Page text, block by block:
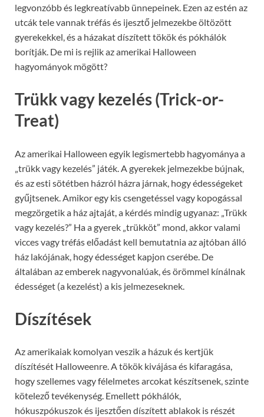
legvonzóbb és legkreatívabb ünnepeinek. Ezen az estén az
utcák tele vannak tréfás és ijesztő jelmezekbe öltözött
gyerekekkel, és a házakat díszített tökök és pókhálók
borítják. De mi is rejlik az amerikai Halloween
hagyományok mögött?
Trükk vagy kezelés (Trick-or-
Treat)
Az amerikai Halloween egyik legismertebb hagyománya a
„trükk vagy kezelés” játék. A gyerekek jelmezekbe bújnak,
és az esti sötétben házról házra járnak, hogy édességeket
gyűjtsenek. Amikor egy kis csengetéssel vagy kopogással
megzörgetik a ház ajtaját, a kérdés mindig ugyanaz: „Trükk
vagy kezelés?” Ha a gyerek „trükköt” mond, akkor valami
vicces vagy tréfás előadást kell bemutatnia az ajtóban álló
ház lakójának, hogy édességet kapjon cserébe. De
általában az emberek nagyvonalúak, és örömmel kínálnak
édességet (a kezelést) a kis jelmezeseknek.
Díszítések
Az amerikaiak komolyan veszik a házuk és kertjük
díszítését Halloweenre. A tökök kivájása és kifaragása,
hogy szellemes vagy félelmetes arcokat készítsenek, szinte
kötelező tevékenység. Emellett pókhálók,
hókuszpókuszok és ijesztően díszített ablakok is részét